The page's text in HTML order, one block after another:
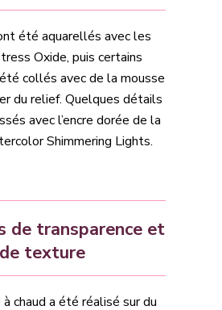
été aquarellés avec les
Oxide, puis certains
collés avec de la mousse
du relief. Quelques détails
avec l’encre dorée de la
Shimmering Lights.
de transparence et
de texture
à chaud a été réalisé sur du